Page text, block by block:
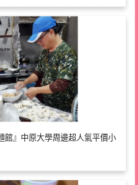
館』中原大學周邊超人氣平價小